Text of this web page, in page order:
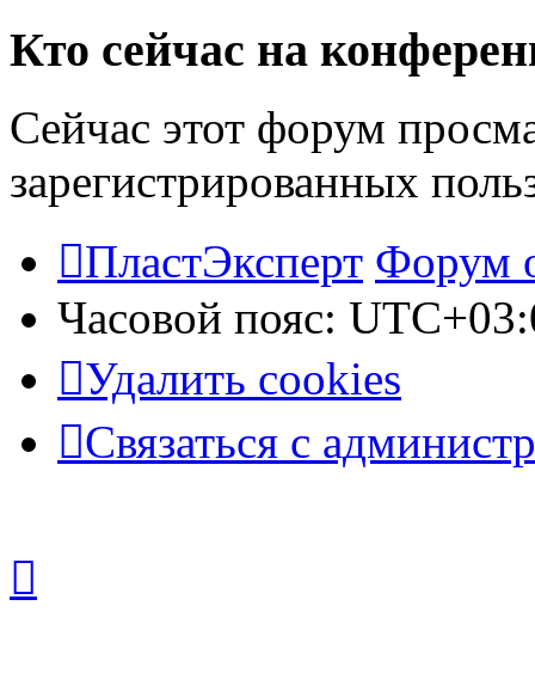
Кто сейчас на
Сейчас этот форум
зарегистрированных
ПластЭксперт Форум
Часовой пояс:
Удалить cookies
Связаться с